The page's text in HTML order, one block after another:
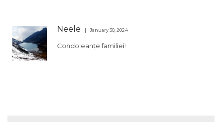
Neele January 30, 2024
Condoleanțe familiei!